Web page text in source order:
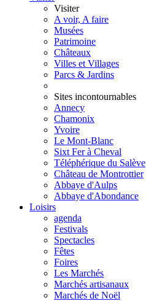
Visiter
A voir, A faire
Musées
Patrimoine
Châteaux
Villes et Villages
Parcs & Jardins
Sites incontournables
Annecy
Chamonix
Yvoire
Le Mont-Blanc
Sixt Fer à Cheval
Téléphérique du Salève
Château de Montrottier
Abbaye d'Aulps
Abbaye d'Abondance
Loisirs
agenda
Festivals
Spectacles
Fêtes
Foires
Les Marchés
Marchés artisanaux
Marchés de Noël